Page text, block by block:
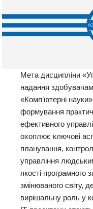
Мета дисципліни
надання здобувачам
«Комп’ютерні
формування
ефективного
охоплює ключові
планування,
управління
якості
змінюваного світу,
вирішальну роль у